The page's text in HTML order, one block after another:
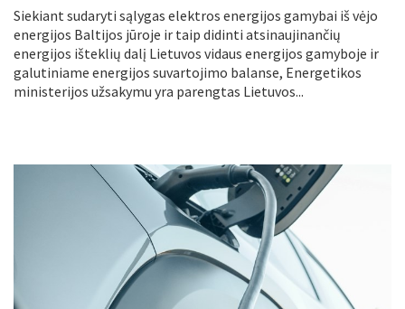
Siekiant sudaryti sąlygas elektros energijos gamybai iš vėjo
energijos Baltijos jūroje ir taip didinti atsinaujinančių
energijos išteklių dalį Lietuvos vidaus energijos gamyboje ir
galutiniame energijos suvartojimo balanse, Energetikos
ministerijos užsakymu yra parengtas Lietuvos...